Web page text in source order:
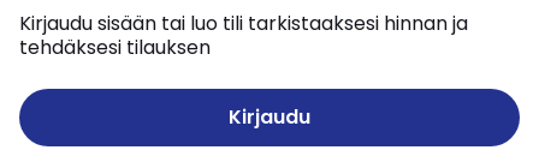
Kirjaudu sisään tai luo tili tarkistaaksesi hinnan ja
tehdäksesi tilauksen
Kirjaudu